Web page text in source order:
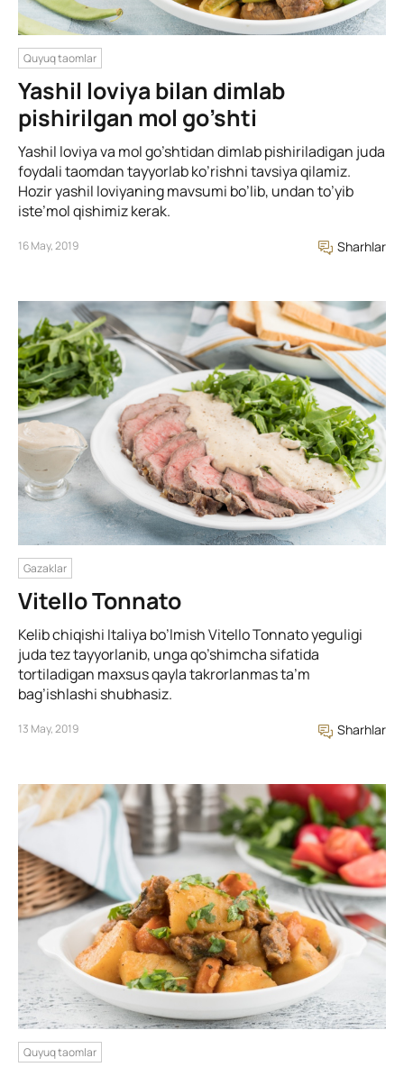
Quyuq taomlar
Yashil loviya bilan dimlab
pishirilgan mol go’shti
Yashil loviya va mol go’shtidan dimlab pishiriladigan juda
foydali taomdan tayyorlab ko’rishni tavsiya qilamiz.
Hozir yashil loviyaning mavsumi bo’lib, undan to’yib
iste’mol qishimiz kerak.
16 May, 2019 Sharhlar
Gazaklar
Vitello Tonnato
Kelib chiqishi Italiya bo’lmish Vitello Tonnato yeguligi
juda tez tayyorlanib, unga qo’shimcha sifatida
tortiladigan maxsus qayla takrorlanmas ta’m
bag’ishlashi shubhasiz.
13 May, 2019 Sharhlar
Quyuq taomlar